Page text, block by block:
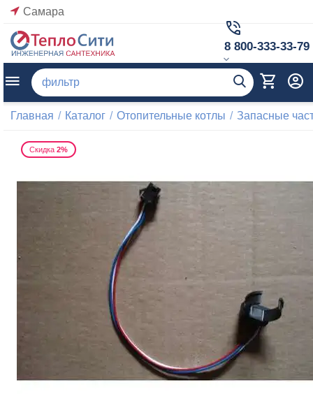
Самара
8 800-333-33-79
Главная / Каталог / Отопительные котлы / Запасные
Скидка 2%